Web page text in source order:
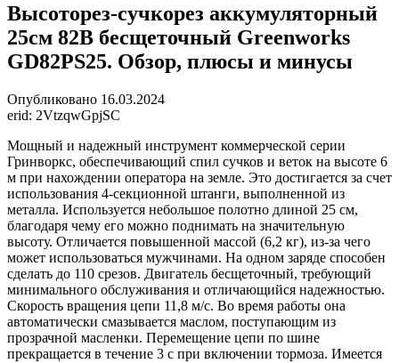
Высоторез-сучкорез аккумуляторный
25см 82В бесщеточный Greenworks
GD82PS25. Обзор, плюсы и минусы
Опубликовано 16.03.2024
erid: 2VtzqwGpjSC
Мощный и надежный инструмент коммерческой серии
Гринворкс, обеспечивающий спил сучков и веток на высоте 6
м при нахождении оператора на земле. Это достигается за счет
использования 4-секционной штанги, выполненной из
металла. Используется небольшое полотно длиной 25 см,
благодаря чему его можно поднимать на значительную
высоту. Отличается повышенной массой (6,2 кг), из-за чего
может использоваться мужчинами. На одном заряде способен
сделать до 110 срезов. Двигатель бесщеточный, требующий
минимального обслуживания и отличающийся надежностью.
Скорость вращения цепи 11,8 м/с. Во время работы она
автоматически смазывается маслом, поступающим из
прозрачной масленки. Перемещение цепи по шине
прекращается в течение 3 с при включении тормоза. Имеется